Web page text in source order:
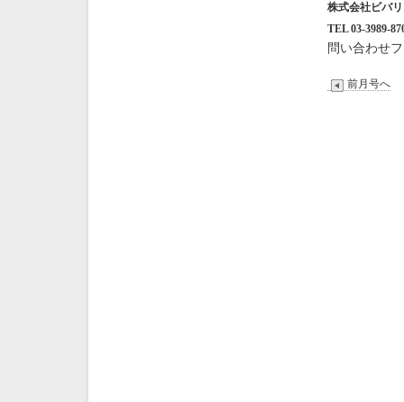
株式会社ビバ
TEL 03-3989-
問い合わせ
前月号へ